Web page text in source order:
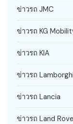
ข่าวรถ JMC
ข่าวรถ KG
ข่าวรถ KIA
ข่าวรถ
ข่าวรถ Lancia
ข่าวรถ Land